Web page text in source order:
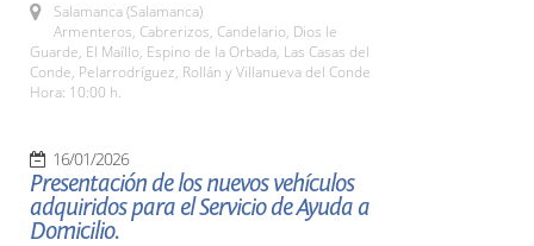
Salamanca (Salamanca)
Armenteros, Cabrerizos, Candelario, Dios le
Guarde, El Maíllo, Espino de la Orbada, Las Casas del
Conde, Pelarrodríguez, Rollán y Villanueva del Conde
Hora: 10:00 h.
16/01/2026
Presentación de los nuevos vehículos
adquiridos para el Servicio de Ayuda a
Domicilio.